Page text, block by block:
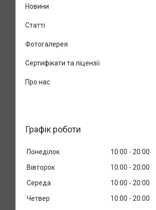
Новини
Статті
Фотогалерея
Сертифікати та ліцензії
Про нас
Графік роботи
Понеділок 10:00
20:00
Вівторок
10:00
20:00
Середа
10:00
20:00
Четвер
10:00
20:00